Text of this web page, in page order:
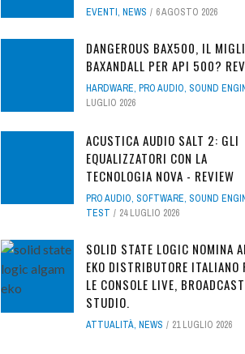
EVENTI, NEWS 6 AGOSTO 2026
DANGEROUS BAX500, IL
BAXANDALL PER API 500?
HARDWARE, PRO AUDIO, SOUND
LUGLIO 2026
ACUSTICA AUDIO SALT 2: GLI
EQUALIZZATORI CON LA
TECNOLOGIA NOVA - REVIEW
PRO AUDIO, SOFTWARE, SOUND
TEST
24 LUGLIO 2026
SOLID STATE LOGIC NOMINA
EKO DISTRIBUTORE ITALIANO
LE CONSOLE LIVE,
STUDIO.
ATTUALITÀ, NEWS 21 LUGLIO 2026